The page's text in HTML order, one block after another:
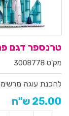
טרנספר דגם פרוזן
מק'ט 3008778
להכנת עוגה
25.00 ש"ח